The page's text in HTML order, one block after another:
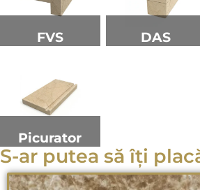
FVS DAS
Picurator
S-ar putea să îți